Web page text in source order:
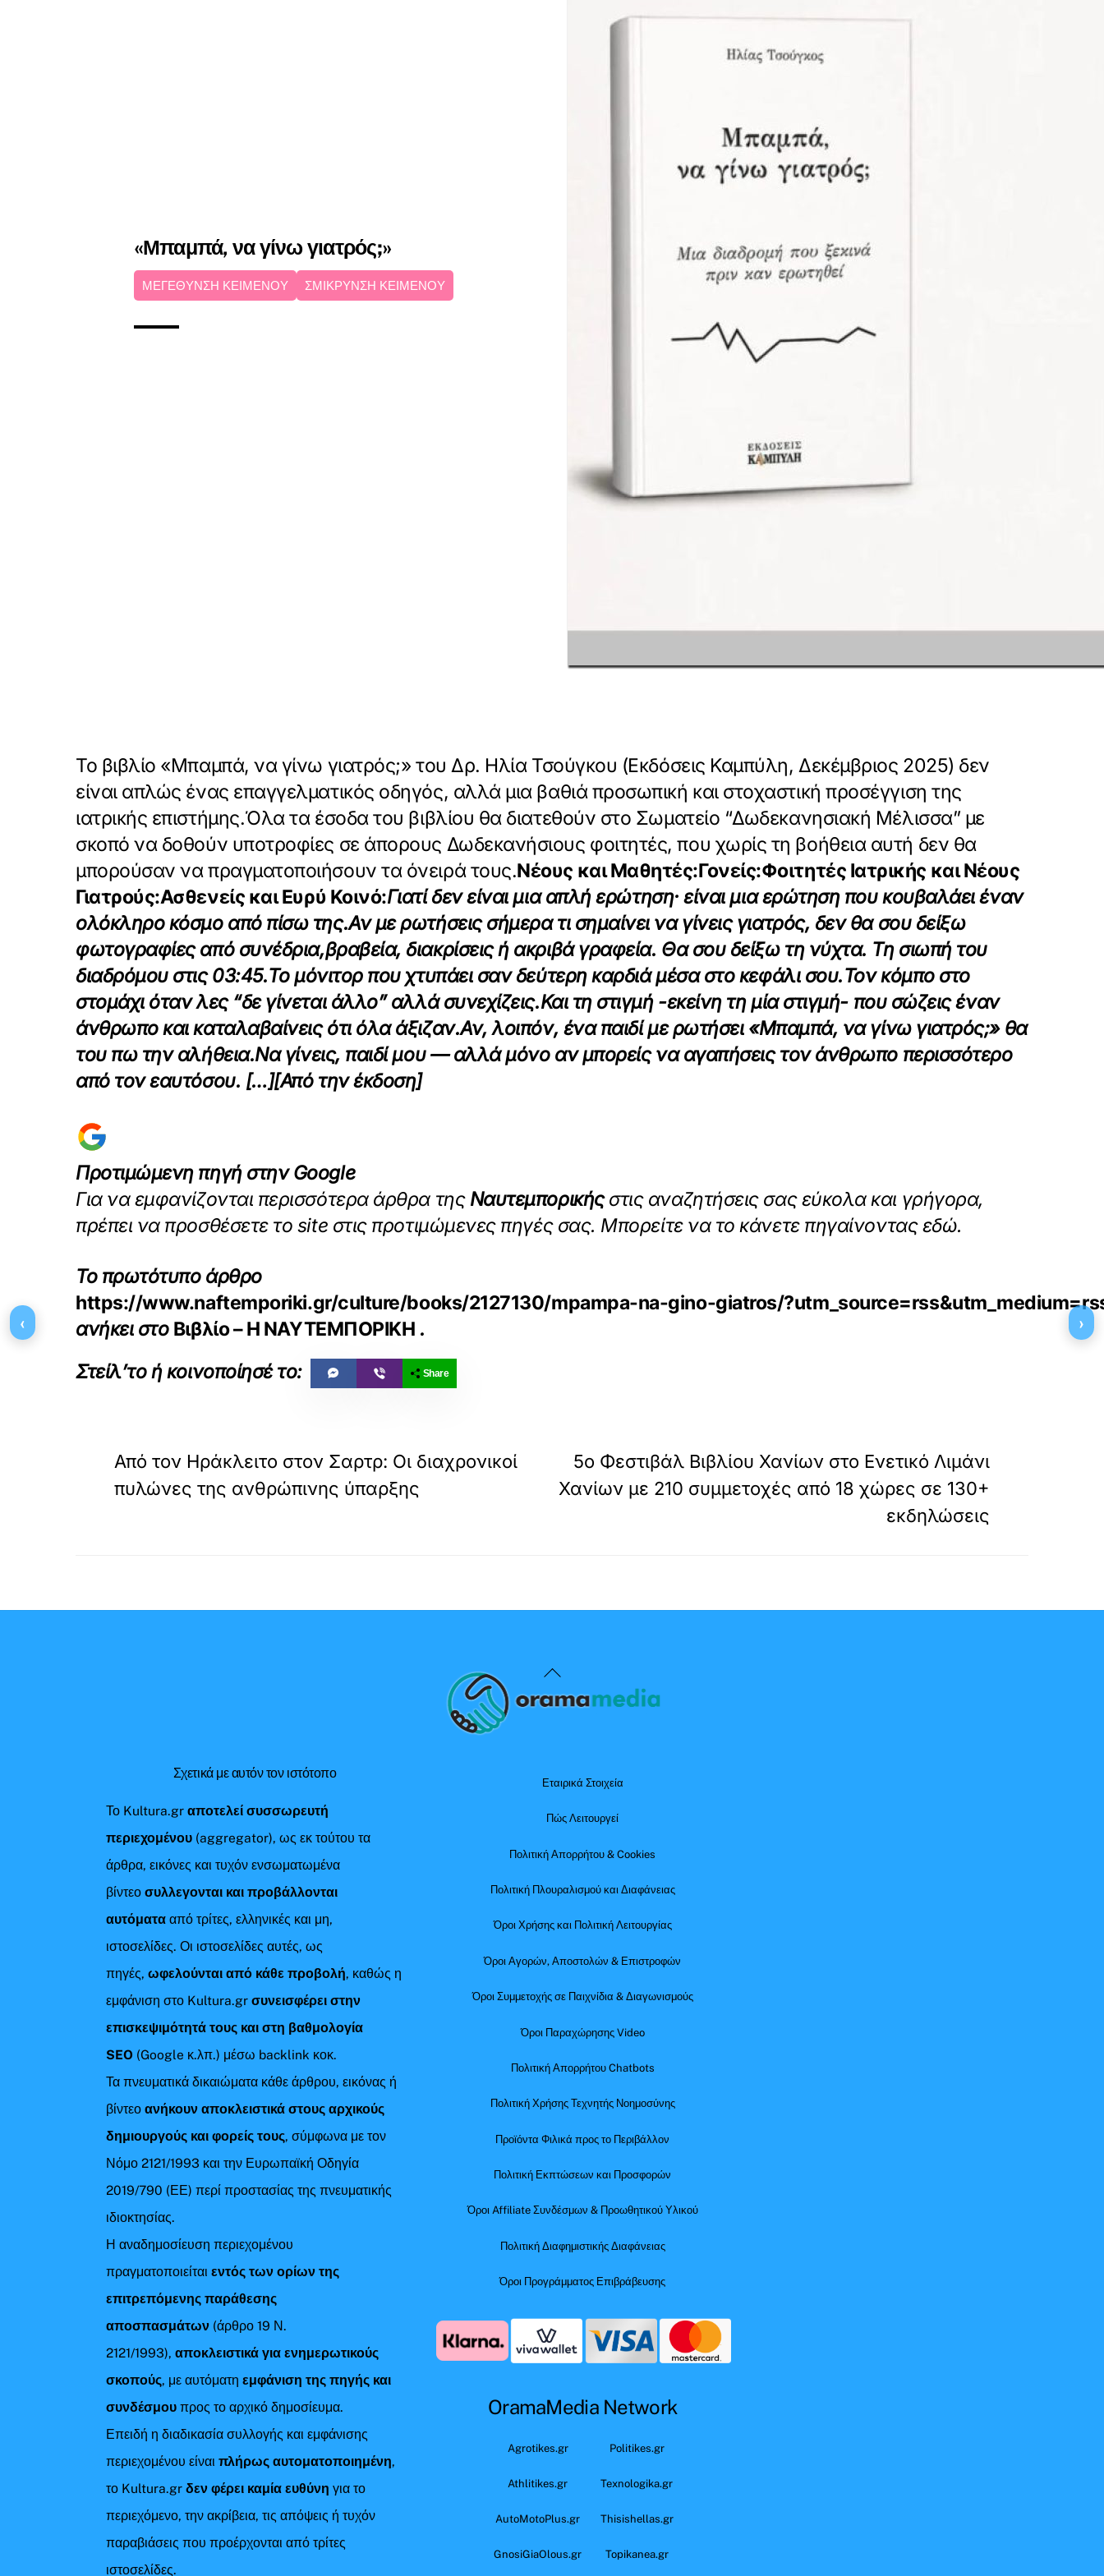
«Μπαμπά, να γίνω γιατρός;»
ΜΕΓΕΘΥΝΣΗ ΚΕΙΜΕΝΟΥ ΣΜΙΚΡΥΝΣΗ ΚΕΙΜΕΝΟΥ
Το βιβλίο «Μπαμπά, να γίνω γιατρός;» του Δρ. Ηλία Τσούγκου (Εκδόσεις Καμπύλη, Δεκέμβριος 2025) δεν
είναι απλώς ένας επαγγελματικός οδηγός, αλλά μια βαθιά προσωπική και στοχαστική προσέγγιση της
ιατρικής επιστήμης.Όλα τα έσοδα του βιβλίου θα διατεθούν στο Σωματείο “Δωδεκανησιακή Μέλισσα” με
σκοπό να δοθούν υποτροφίες σε άπορους Δωδεκανήσιους φοιτητές, που χωρίς τη βοήθεια αυτή δεν θα
μπορούσαν να πραγματοποιήσουν τα όνειρά τους.Νέους και Μαθητές:Γονείς:Φοιτητές Ιατρικής και Νέους
Γιατρούς:Ασθενείς και Ευρύ Κοινό:Γιατί δεν είναι μια απλή ερώτηση· είναι μια ερώτηση που κουβαλάει έναν
ολόκληρο κόσμο από πίσω της.Αν με ρωτήσεις σήμερα τι σημαίνει να γίνεις γιατρός, δεν θα σου δείξω
φωτογραφίες από συνέδρια,βραβεία, διακρίσεις ή ακριβά γραφεία. Θα σου δείξω τη νύχτα. Τη σιωπή του
διαδρόμου στις 03:45.Το μόνιτορ που χτυπάει σαν δεύτερη καρδιά μέσα στο κεφάλι σου.Τον κόμπο στο
στομάχι όταν λες “δε γίνεται άλλο” αλλά συνεχίζεις.Και τη στιγμή -εκείνη τη μία στιγμή- που σώζεις έναν
άνθρωπο και καταλαβαίνεις ότι όλα άξιζαν.Αν, λοιπόν, ένα παιδί με ρωτήσει «Μπαμπά, να γίνω γιατρός;» θα
του πω την αλήθεια.Να γίνεις, παιδί μου — αλλά μόνο αν μπορείς να αγαπήσεις τον άνθρωπο περισσότερο
από τον εαυτόσου. […][Από την έκδοση]
Προτιμώμενη πηγή στην Google
Για να εμφανίζονται περισσότερα άρθρα της Ναυτεμπορικήςστις αναζητήσεις σας εύκολα και γρήγορα,
πρέπει να προσθέσετε το site στις προτιμώμενες πηγές σας. Μπορείτε να το κάνετε πηγαίνοντας εδώ.
Το πρωτότυπο άρθρο
https://www.naftemporiki.gr/culture/books/2127130/mpampa-na-gino-giatros/
ανήκει στο Βιβλίο – Η ΝΑΥΤΕΜΠΟΡΙΚΗ .
Share
Από τον Ηράκλειτο στον Σαρτρ: Οι διαχρονικοί
πυλώνες της ανθρώπινης ύπαρξης
5ο Φεστιβάλ Βιβλίου Χανίων στο Ενετικό Λιμάνι
Χανίων με 210 συμμετοχές από 18 χώρες σε 130+
εκδηλώσεις
Back
To
Σχετικά με αυτόν τον ιστότοπο
Το Kultura.grαποτελεί συσσωρευτή
περιεχομένου (aggregator), ως εκ τούτου τα
άρθρα, εικόνες και τυχόν ενσωματωμένα
βίντεοσυλλεγονται και προβάλλονται
αυτόματααπό τρίτες, ελληνικές και μη,
ιστοσελίδες. Οι ιστοσελίδες αυτές, ως
πηγές,ωφελούνται από κάθε προβολή, καθώς η
εμφάνιση στο Kultura.gr συνεισφέρει στην
επισκεψιμότητά τους και στη βαθμολογία
SEO (Google κ.λπ.) μέσω backlink κοκ.
Τα πνευματικά δικαιώματα κάθε άρθρου, εικόνας ή
βίντεοανήκουν αποκλειστικά στους αρχικούς
δημιουργούς και φορείς τους, σύμφωνα με τον
Νόμο 2121/1993 και την Ευρωπαϊκή Οδηγία
2019/790 (ΕΕ) περί προστασίας της πνευματικής
ιδιοκτησίας.
Η αναδημοσίευση περιεχομένου
πραγματοποιείταιεντός των ορίων της
επιτρεπόμενης παράθεσης
αποσπασμάτων (άρθρο 19 Ν.
2121/1993), αποκλειστικά για ενημερωτικούς
σκοπούς, με αυτόματηεμφάνιση της πηγής και
συνδέσμου προς το αρχικό δημοσίευμα.
Επειδή η διαδικασία συλλογής και εμφάνισης
περιεχομένου είναιπλήρως αυτοματοποιημένη,
το Kultura.grδεν φέρει καμία ευθύνη για το
περιεχόμενο, την ακρίβεια, τις απόψεις ή τυχόν
παραβιάσεις που προέρχονται από τρίτες
ιστοσελίδες.
Εταιρικά Στοιχεία
Πώς Λειτουργεί
Πολιτική Απορρήτου & Cookies
Πολιτική Πλουραλισμού και Διαφάνειας
Όροι Χρήσης και Πολιτική Λειτουργίας
Όροι Αγορών, Αποστολών & Επιστροφών
Όροι Συμμετοχής σε Παιχνίδια & Διαγωνισμούς
Όροι Παραχώρησης Video
Πολιτική Απορρήτου Chatbots
Πολιτική Χρήσης Τεχνητής Νοημοσύνης
Προϊόντα Φιλικά προς το Περιβάλλον
Πολιτική Εκπτώσεων και Προσφορών
Όροι Affiliate Συνδέσμων & Προωθητικού Υλικού
Πολιτική Διαφημιστικής Διαφάνειας
Όροι Προγράμματος Επιβράβευσης
OramaMedia Network
Agrotikes.gr Politikes.gr
Athlitikes.gr Texnologika.gr
AutoMotoPlus.gr Thisishellas.gr
GnosiGiaOlous.gr Topikanea.gr
‹ ›